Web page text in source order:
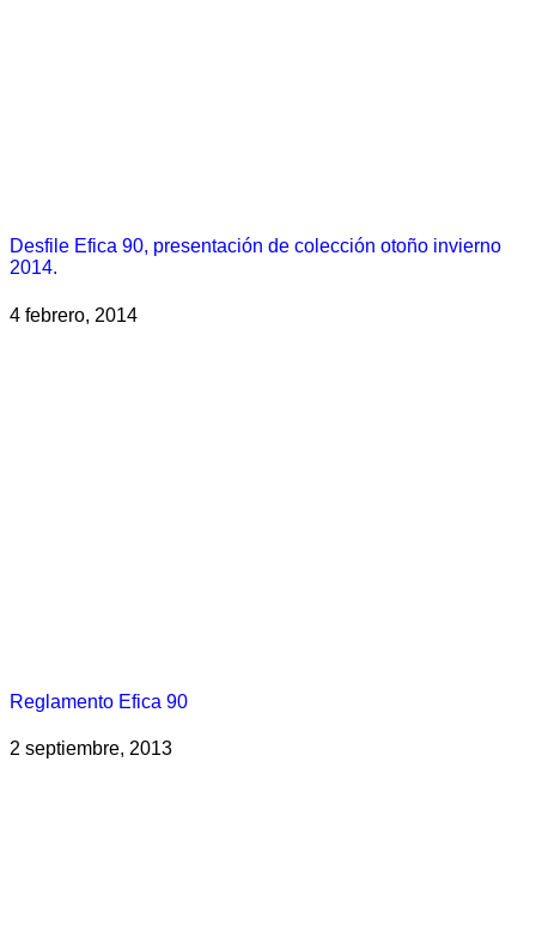
Desfile Efica 90, presentación de colección otoño invierno
2014.
4 febrero, 2014
Reglamento Efica 90
2 septiembre, 2013